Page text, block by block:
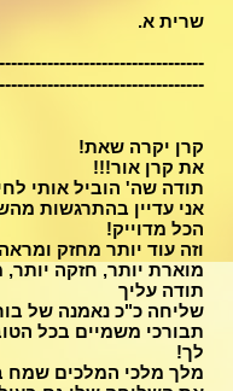
שרית א.
קרן יקרה שאת!
את קרן אור!!!
תודה שה' הוביל אותי
אני עדיין בהתרגשות
הכל מדוייק!
וזה עוד יותר מחזק
מוארת יותר, חזקה יותר,
תודה עליך
שליחה כ"כ נאמנה של
תבורכי משמיים בכל
לך!
מלך מלכי המלכים שמח